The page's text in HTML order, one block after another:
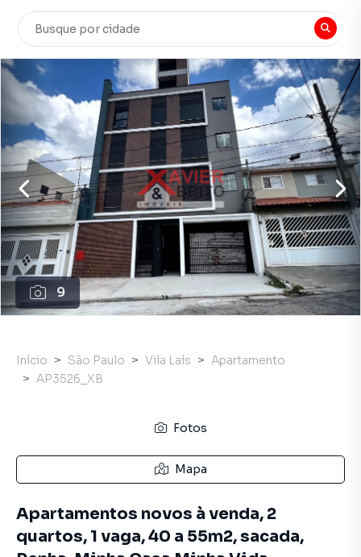
9
Início São Paulo Vila Laís
Apartamento
AP3526_XB
Fotos
Mapa
Apartamentos novos à venda, 2
quartos, 1 vaga, 40 a 55m2, sacada,